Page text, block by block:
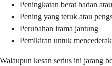
Peningkatan berat badan
Pening yang teruk atau
Perubahan irama jantung
Pemikiran untuk
Walaupun kesan serius ini jarang